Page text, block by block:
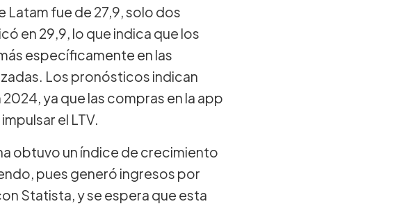
Latam fue de 27,9, solo dos
en 29,9, lo que indica que los
específicamente en las
Los pronósticos indican
ya que las compras en la app
el LTV.
obtuvo un índice de crecimiento
pues generó ingresos por
Statista, y se espera que esta